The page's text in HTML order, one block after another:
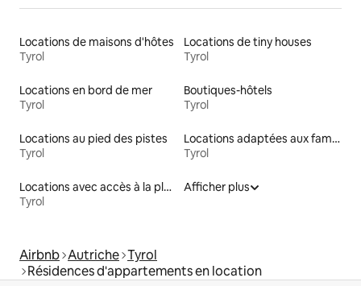
Locations de maisons d'hôtes
Tyrol
Locations de tiny houses
Tyrol
Locations en bord de mer
Tyrol
Boutiques-hôtels
Tyrol
Locations au pied des pistes
Tyrol
Locations adaptées aux familles
Tyrol
Locations avec accès à la plage
Tyrol
Afficher plus
Airbnb Autriche Tyrol
Résidences d'appartements en location